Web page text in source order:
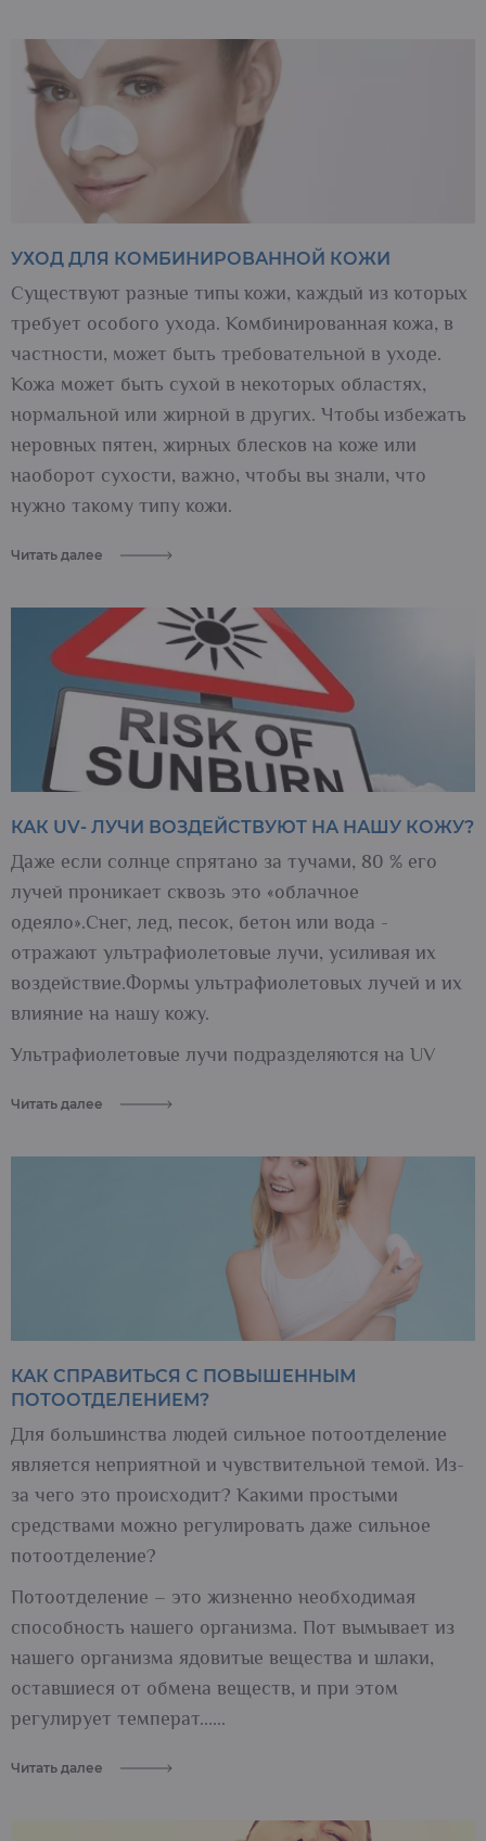
УХОД ДЛЯ КОМБИНИРОВАННОЙ КОЖИ
Существуют разные типы кожи, каждый из которых
требует особого ухода. Комбинированная кожа, в
частности, может быть требовательной в уходе.
Кожа может быть сухой в некоторых областях,
нормальной или жирной в других. Чтобы избежать
неровных пятен, жирных блесков на коже или
наоборот сухости, важно, чтобы вы знали, что
нужно такому типу кожи.
Читать далее
КАК UV- ЛУЧИ ВОЗДЕЙСТВУЮТ НА НАШУ КОЖУ?
Даже если солнце спрятано за тучами, 80 % его
лучей проникает сквозь это «облачное
одеяло».Снег, лед, песок, бетон или вода -
отражают ультрафиолетовые лучи, усиливая их
воздействие.Формы ультрафиолетовых лучей и их
влияние на нашу кожу.
Ультрафиолетовые лучи подразделяются на UV
Читать далее
КАК СПРАВИТЬСЯ С ПОВЫШЕННЫМ
ПОТООТДЕЛЕНИЕМ?
Для большинства людей сильное потоотделение
является неприятной и чувствительной темой. Из-
за чего это происходит? Какими простыми
средствами можно регулировать даже сильное
потоотделение?
Потоотделение – это жизненно необходимая
способность нашего организма. Пот вымывает из
нашего организма ядовитые вещества и шлаки,
оставшиеся от обмена веществ, и при этом
регулирует температ......
Читать далее